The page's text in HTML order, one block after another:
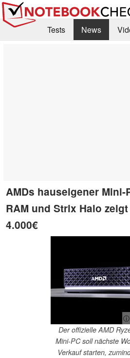
Tests News
AMDs hauseigener Mini-
RAM und Strix Halo
4.000€
ⓘ
Der offizielle AMD
Mini-PC soll nächste
Verkauf starten,